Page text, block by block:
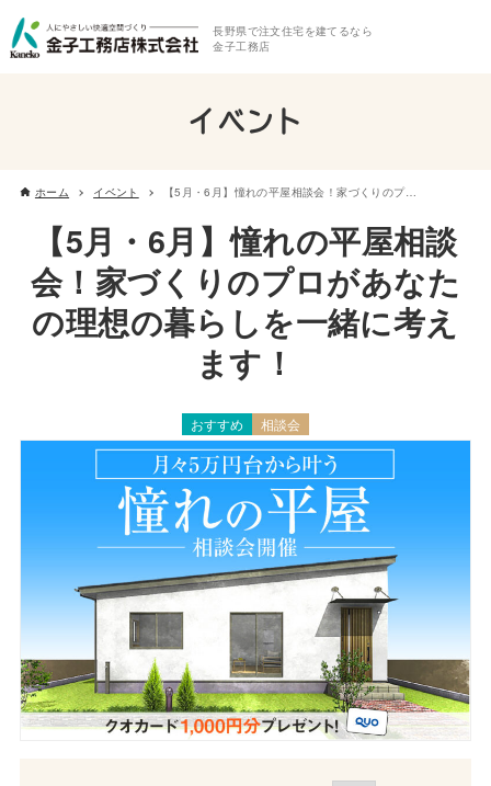
長野県で注文住宅を建てるなら
金子工務店
イベント
ホーム イベント 【5月・6月】憧れの平屋相談会！家づくりのプロがあなたの理想の暮らしを一緒に考えます！
【5月・6月】憧れの平屋相談
会！家づくりのプロがあなた
の理想の暮らしを一緒に考え
ます！
おすすめ 相談会